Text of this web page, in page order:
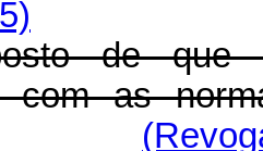
de que
com as